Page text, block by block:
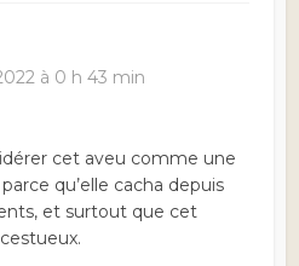
à 0 h 43 min
cet aveu comme une
qu’elle cacha depuis
et surtout que cet